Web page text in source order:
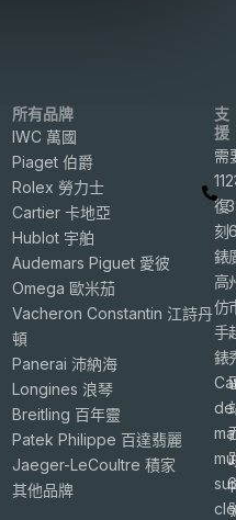
所有品牌
IWC 萬國
Piaget 伯爵
Rolex 勞力士
Cartier 卡地亞
Hublot 宇舶
Audemars Piguet 愛彼
Omega 歐米茄
Vacheron Constantin 江詩丹
頓
Panerai 沛納海
Longines 浪琴
Breitling 百年靈
Patek Philippe 百達翡麗
Jaeger-LeCoultre 積家
其他品牌
支
援
需
復
刻
錶
高
仿
手
錶
de